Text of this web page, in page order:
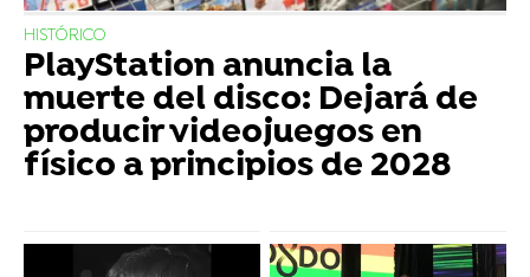
HISTÓRICO
PlayStation anuncia la
muerte del disco: Dejará de
producir videojuegos en
físico a principios de 2028